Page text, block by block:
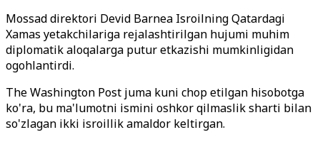
Mossad direktori Devid Barnea Isroilning Qatardagi
Xamas yetakchilariga rejalashtirilgan hujumi muhim
diplomatik aloqalarga putur etkazishi mumkinligidan
ogohlantirdi.
The Washington Post juma kuni chop etilgan hisobotga
ko'ra, bu ma'lumotni ismini oshkor qilmaslik sharti bilan
so'zlagan ikki isroillik amaldor keltirgan.